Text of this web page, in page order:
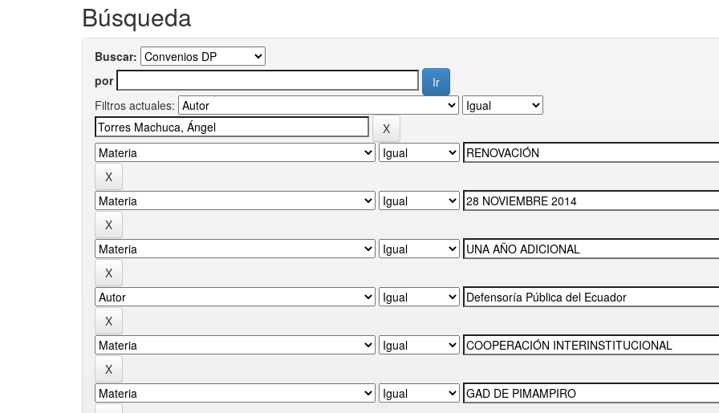
Búsqueda
Buscar:
por
Filtros actuales: